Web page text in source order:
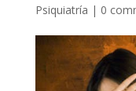
Psiquiatría | 0